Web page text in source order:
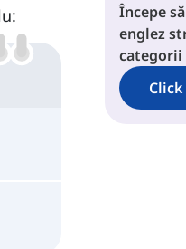
Începe
englez
categorii